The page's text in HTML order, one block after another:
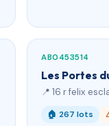
AB0453514
Les Portes
📍 16 r felix
🏠 267 lots